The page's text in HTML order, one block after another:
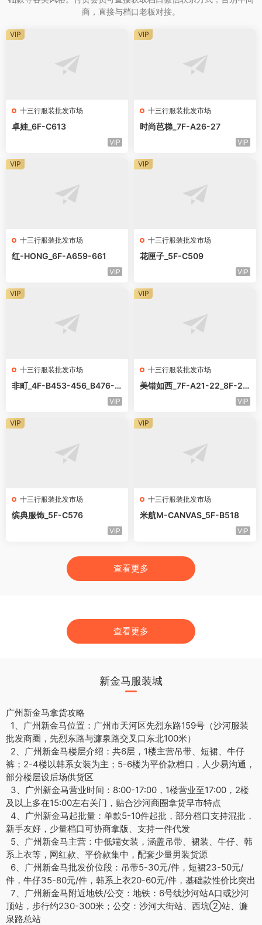
商，直接与档口老板对接。
十三行服装批发市场
卓娃_6F-C613
VIP
VIP
十三行服装批发市场
时尚芭梯_7F-A26-27
VIP
VIP
十三行服装批发市场
红-HONG_6F-A659-661
VIP
VIP
十三行服装批发市场
花匣子_5F-C509
VIP
VIP
十三行服装批发市场
非町_4F-B453-456_B476-5
VIP
VIP
十三行服装批发市场
美错如西_7F-A21-22_8F-22
VIP
VIP
十三行服装批发市场
缤典服饰_5F-C576
VIP
VIP
十三行服装批发市场
米航M-CANVAS_5F-B518
VIP
VIP
查看更多
查看更多
新金马服装城
广州新金马拿货攻略
1、广州新金马位置：广州市天河区先烈东路159号（沙河服装
批发商圈，先烈东路与濂泉路交叉口东北100米）
2、广州新金马楼层介绍：共6层，1楼主营吊带、短裙、牛仔
裤；2-4楼以韩系女装为主；5-6楼为平价款档口，人少易沟通，
部分楼层设后场供货区
3、广州新金马营业时间：8:00-17:00，1楼营业至17:00，2楼
及以上多在15:00左右关门，贴合沙河商圈拿货早市特点
4、广州新金马起批量：单款5-10件起批，部分档口支持混批，
新手友好，少量档口可协商拿版、支持一件代发
5、广州新金马主营：中低端女装，涵盖吊带、裙装、牛仔、韩
系上衣等，网红款、平价款集中，配套少量男装货源
6、广州新金马批发价位段：吊带5-30元/件，短裙23-50元/
件，牛仔35-80元/件，韩系上衣20-60元/件，基础款性价比突出
7、广州新金马附近地铁/公交：地铁：6号线沙河站A口或沙河
顶站，步行约230-300米；公交：沙河大街站、西坑②站、濂
泉路总站